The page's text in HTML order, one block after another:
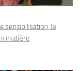
sensibilisation, le
matière